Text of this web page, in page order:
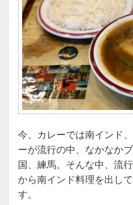
今、カレーでは南インド
ーが流行の中、なかなか
国、練馬。そんな中、流
から南インド料理を出し
す。